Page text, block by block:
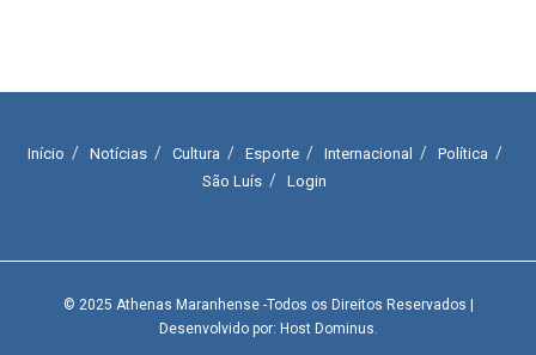
Início Notícias Cultura Esporte Internacional
Política
São Luís
Login
© 2025 Athenas Maranhense-Todos os Direitos Reservados
Desenvolvido por: Host Dominus.